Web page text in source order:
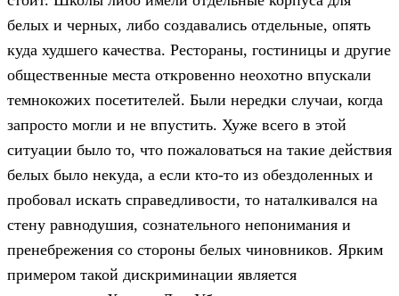
белых и черных, либо создавались отдельные, опять
куда худшего качества. Рестораны, гостиницы и другие
общественные места откровенно неохотно впускали
темнокожих посетителей. Были нередки случаи, когда
запросто могли и не впустить. Хуже всего в этой
ситуации было то, что пожаловаться на такие действия
белых было некуда, а если кто-то из обездоленных и
пробовал искать справедливости, то наталкивался на
стену равнодушия, сознательного непонимания и
пренебрежения со стороны белых чиновников. Ярким
примером такой дискриминации является